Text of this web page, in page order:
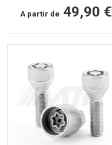
A partir de 49,90 €